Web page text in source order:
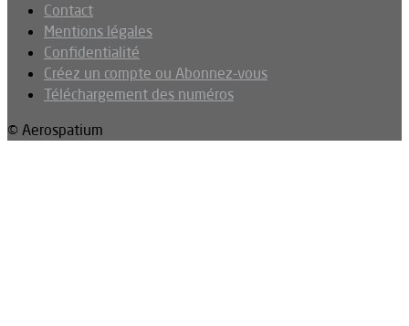
Contact
Mentions légales
Confidentialité
Créez un compte ou Abonnez-vous
Téléchargement des numéros
© Aerospatium